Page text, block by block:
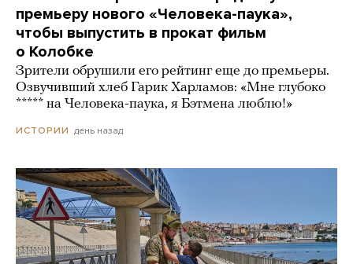
премьеру нового «Человека-паука»,
чтобы выпустить в прокат фильм
о Колобке
Зрители обрушили его рейтинг еще до премьеры.
Озвучивший хлеб Гарик Харламов: «Мне глубоко
***** на Человека-паука, я Бэтмена люблю!»
ИСТОРИИ день назад